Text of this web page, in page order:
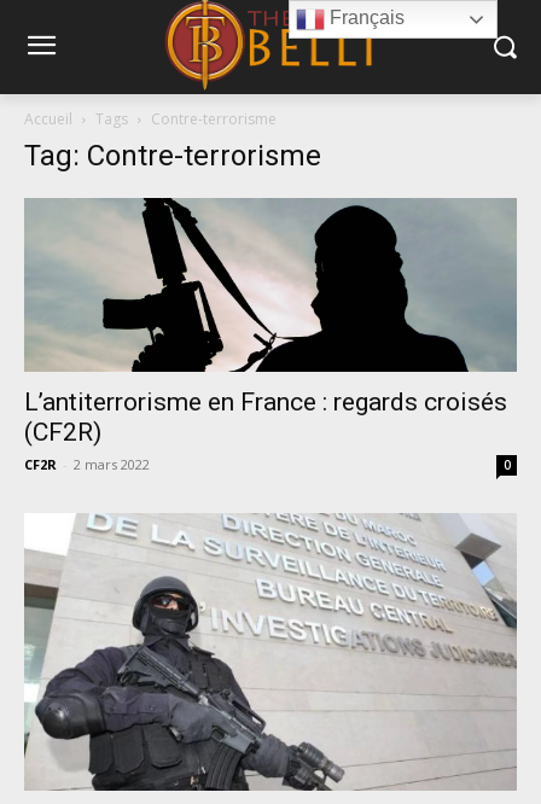
Accueil Tags Contre-terrorisme
Tag: Contre-terrorisme
L’antiterrorisme en France : regards croisés
(CF2R)
CF2R - 2 mars 2022 0
Français